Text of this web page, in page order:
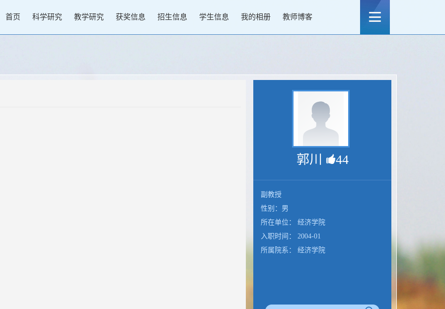
首页 科学研究 教学研究 获奖信息 招生信息 学生信息 我的相册 教师博客
郭川 44
副教授
性别：男
所在单位： 经济学院
入职时间： 2004-01
所属院系： 经济学院